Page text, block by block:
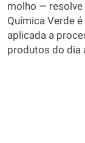
molho — resolve
Química Verde
aplicada a
produtos do dia